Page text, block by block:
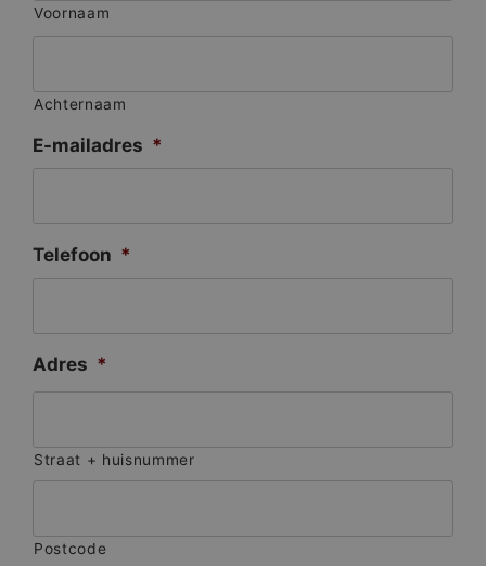
Voornaam
Achternaam
E-mailadres *
Telefoon *
Adres *
Straat + huisnummer
Postcode